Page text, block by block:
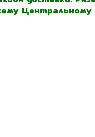
Центральному